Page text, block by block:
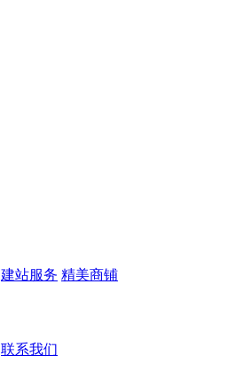
建站服务 精美商铺
联系我们